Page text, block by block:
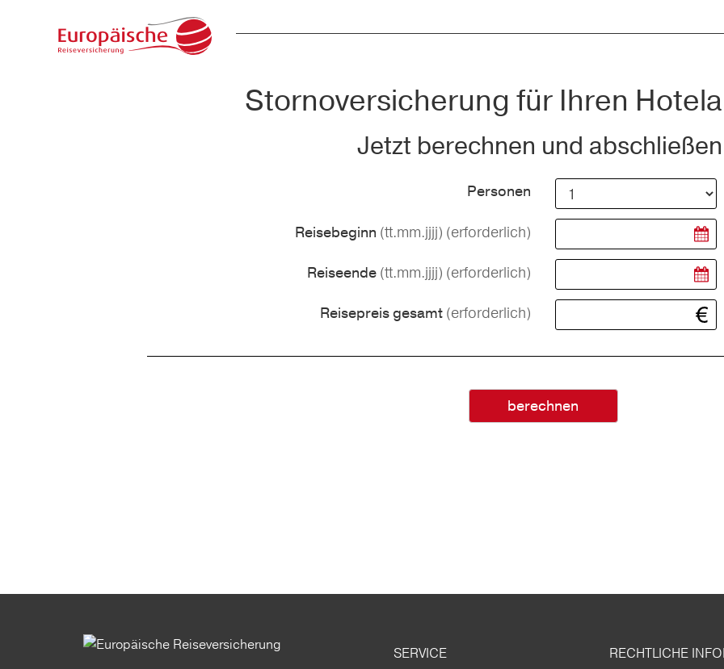
Stornoversicherung für Ihren
Jetzt berechnen und
Personen
Reisebeginn (tt.mm.jjjj) (erforderlich)
Reiseende (tt.mm.jjjj) (erforderlich)
Reisepreis gesamt (erforderlich)
berechnen
SERVICE RECHTLICHE